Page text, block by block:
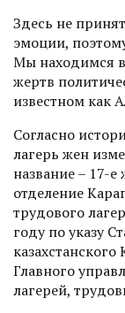
Здесь не
эмоции,
Мы находимся
жертв
известном как
Согласно
лагерь жен
название – 17-
отделение
трудового
году по указу
Главного
лагерей,